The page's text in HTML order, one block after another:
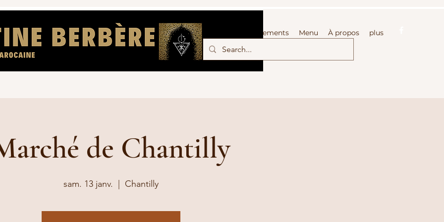
Log In Évenements Menu À propos plus
de Chantilly
sam. 13 janv. Chantilly